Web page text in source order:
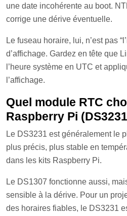
une date incohérente au boot.
corrige une dérive éventuelle.
Le fuseau horaire, lui, n’est pas
d’affichage. Gardez en tête que
l’heure système en UTC et
l’affichage.
Quel module RTC
Raspberry Pi
Le DS3231 est généralement le
plus précis, plus stable en
dans les kits Raspberry Pi.
Le DS1307 fonctionne aussi,
sensible à la dérive. Pour un
des horaires fiables, le DS3231